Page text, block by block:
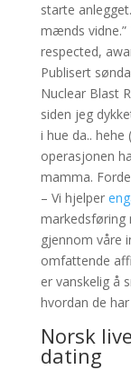
starte
mænds vidne.”
respected,
Publisert
Nuclear Blast
siden jeg
i hue da.. hehe
operasjonen
mamma.
– Vi hjelper
markedsføring
gjennom våre
omfattende
er vanskelig å
hvordan de
Norsk
dating